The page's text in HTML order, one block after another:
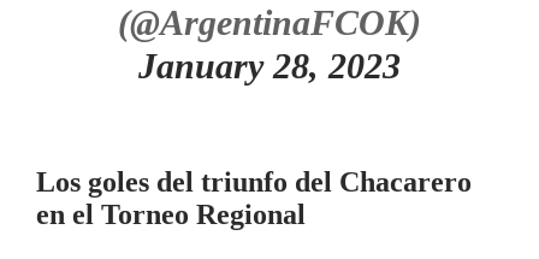
(@ArgentinaFCOK)
January 28, 2023
Los goles del triunfo del Chacarero
en el Torneo Regional